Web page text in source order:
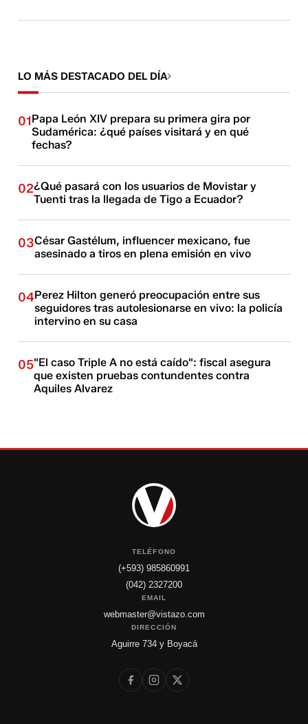
LO MÁS DESTACADO DEL DÍA
01Papa León XIV prepara su primera gira por
Sudamérica: ¿qué países visitará y en qué
fechas?
02¿Qué pasará con los usuarios de Movistar y
Tuenti tras la llegada de Tigo a Ecuador?
03César Gastélum, influencer mexicano, fue
asesinado a tiros en plena emisión en vivo
04Perez Hilton generó preocupación entre sus
seguidores tras autolesionarse en vivo: la policía
intervino en su casa
05"El caso Triple A no está caído": fiscal asegura
que existen pruebas contundentes contra
Aquiles Alvarez
TELÉFONO
(+593) 985860991
(042) 2327200
EMAIL
webmaster@vistazo.com
DIRECCIÓN
Aguirre 734 y Boyacá